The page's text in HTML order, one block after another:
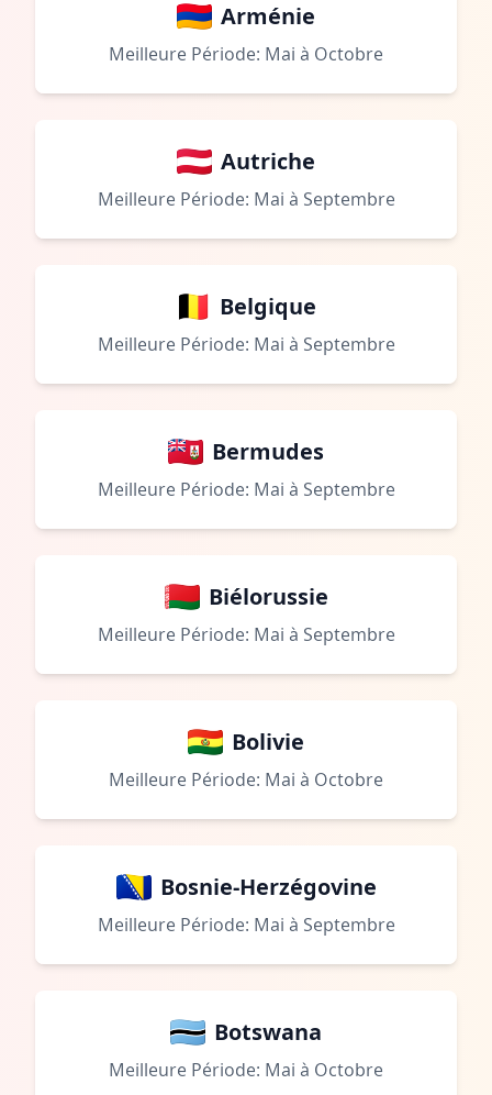
Arménie
Meilleure Période: Mai à Octobre
Autriche
Meilleure Période: Mai à Septembre
Belgique
Meilleure Période: Mai à Septembre
Bermudes
Meilleure Période: Mai à Septembre
Biélorussie
Meilleure Période: Mai à Septembre
Bolivie
Meilleure Période: Mai à Octobre
Bosnie-Herzégovine
Meilleure Période: Mai à Septembre
Botswana
Meilleure Période: Mai à Octobre